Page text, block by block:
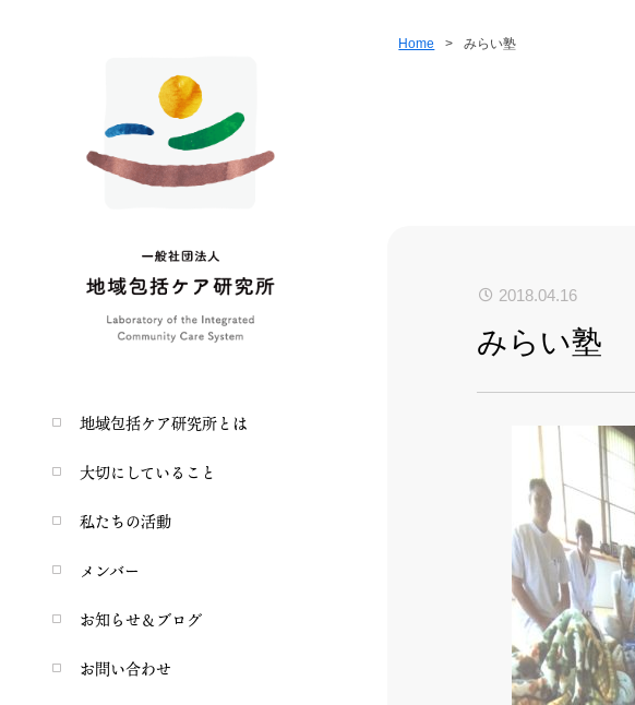
地域包括ケア研究所とは
大切にしていること
私たちの活動
メンバー
お知らせ＆ブログ
お問い合わせ
Home > みらい塾
2018.04.16
みらい塾